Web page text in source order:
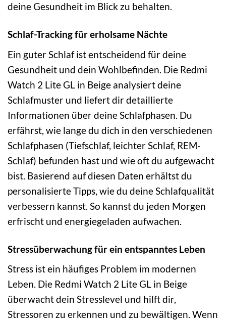
deine Gesundheit im Blick zu behalten.
Schlaf-Tracking für erholsame Nächte
Ein guter Schlaf ist entscheidend für deine
Gesundheit und dein Wohlbefinden. Die Redmi
Watch 2 Lite GL in Beige analysiert deine
Schlafmuster und liefert dir detaillierte
Informationen über deine Schlafphasen. Du
erfährst, wie lange du dich in den verschiedenen
Schlafphasen (Tiefschlaf, leichter Schlaf, REM-
Schlaf) befunden hast und wie oft du aufgewacht
bist. Basierend auf diesen Daten erhältst du
personalisierte Tipps, wie du deine Schlafqualität
verbessern kannst. So kannst du jeden Morgen
erfrischt und energiegeladen aufwachen.
Stressüberwachung für ein entspanntes Leben
Stress ist ein häufiges Problem im modernen
Leben. Die Redmi Watch 2 Lite GL in Beige
überwacht dein Stresslevel und hilft dir,
Stressoren zu erkennen und zu bewältigen. Wenn